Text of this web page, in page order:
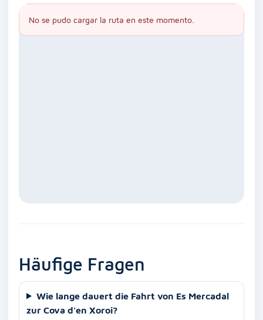
No se pudo cargar la ruta en este momento.
Häufige Fragen
Wie lange dauert die Fahrt von Es Mercadal
zur Cova d'en Xoroi?